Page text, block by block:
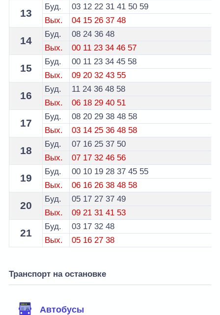
13
Буд. 03 12 22 31 41 50 59
Вых.
04 15 26 37 48
14
Буд. 08 24 36 48
Вых.
00 11 23 34 46 57
15
Буд. 00 11 23 34 45 58
Вых.
09 20 32 43 55
16
Буд. 11 24 36 48 58
Вых.
06 18 29 40 51
17
Буд. 08 20 29 38 48 58
Вых.
03 14 25 36 48 58
18
Буд. 07 16 25 37 50
Вых.
07 17 32 46 56
19
Буд. 00 10 19 28 37 45 55
Вых.
06 16 26 38 48 58
20
Буд. 05 17 27 37 49
Вых.
09 21 31 41 53
21
Буд. 03 17 32 48
Вых.
05 16 27 38
Транспорт на остановке
Автобусы